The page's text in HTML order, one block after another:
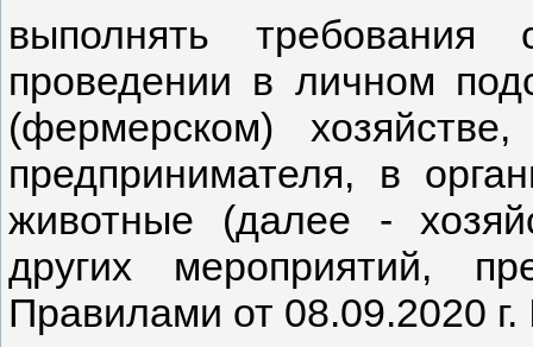
выполнять требования
проведении в личном
(фермерском)
предпринимателя, в
животные (далее -
других мероприятий,
Правилами от 08.09.2020